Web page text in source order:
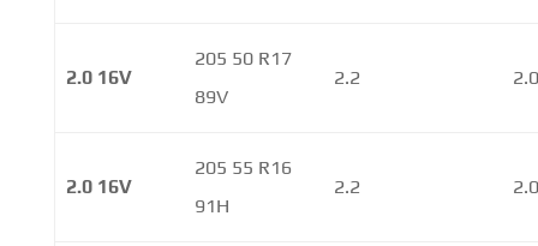
2.0 16V
205 50 R17
89V
2.2
2.0 16V
205 55 R16
91H
2.2